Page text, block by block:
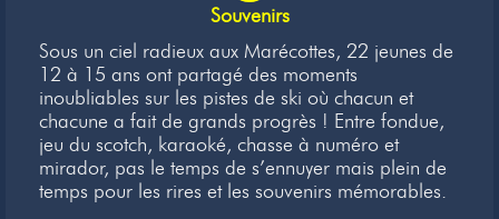
Souvenirs
Sous un ciel radieux aux Marécottes, 22 jeunes de
12 à 15 ans ont partagé des moments
inoubliables sur les pistes de ski où chacun et
chacune a fait de grands progrès ! Entre fondue,
jeu du scotch, karaoké, chasse à numéro et
mirador, pas le temps de s’ennuyer mais plein de
temps pour les rires et les souvenirs mémorables.